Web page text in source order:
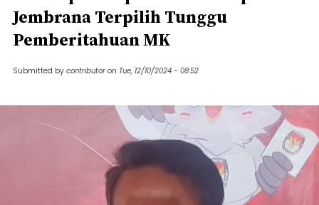
Jembrana Terpilih Tunggu
Pemberitahuan MK
Submitted by contributor on Tue, 12/10/2024 - 08:52